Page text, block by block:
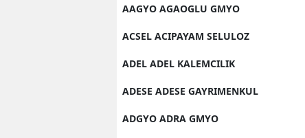
AAGYO AGAOGLU GMYO
ACSEL ACIPAYAM SELULOZ
ADEL ADEL KALEMCILIK
ADESE ADESE GAYRIMENKUL
ADGYO ADRA GMYO